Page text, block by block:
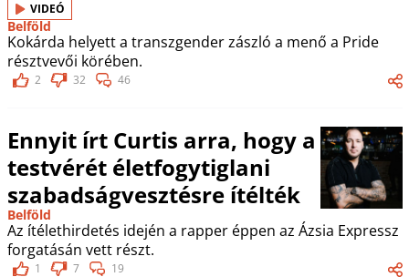
VIDEÓ
Belföld
Kokárda helyett a transzgender zászló a menő a Pride
résztvevői körében.
2 32 46
Ennyit írt Curtis arra, hogy a
testvérét életfogytiglani
szabadságvesztésre ítélték
Belföld
Az ítélethirdetés idején a rapper éppen az Ázsia Expressz
forgatásán vett részt.
1 7 19